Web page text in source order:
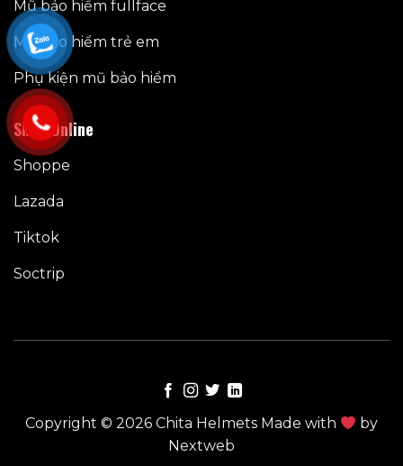
Mũ bảo hiểm fullface
Mũ bảo hiểm trẻ em
Phụ kiện mũ bảo hiểm
Shop Online
Shoppe
Lazada
Tiktok
Soctrip
Copyright © 2026 Chita Helmets Made with
by
Nextweb